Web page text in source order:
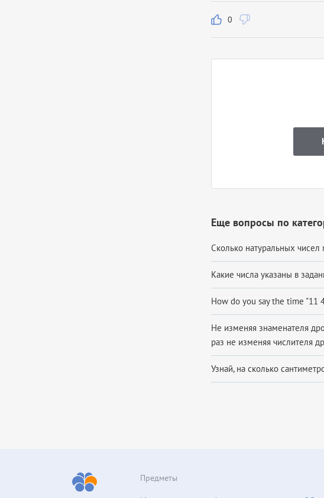
0
Еще вопросы по
Сколько натуральных чисел
Какие числа указаны в
How do you say the time "11
Не изменяя знаменателя
раз не изменяя числителя
Узнай, на сколько
Предметы